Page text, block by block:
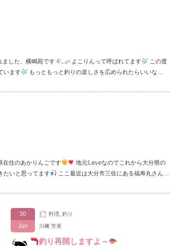
ました、横嶋苑です 𓈒 𓂂𓏸 よこりんって呼ばれてます
この度
います
もっともっと釣りの楽しさを広められたらいいな…
在住のあかりんごです
地元𝕃𝕠𝕧𝕖なのでこれから大分県の
たいと思ってます ここ最近は大分市三佐にある福寿丸さん…
30
Jun
料理 釣り
川﨑 芳美
釣り再開しますよ～